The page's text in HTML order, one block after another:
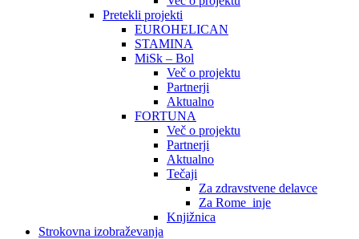
Pretekli projekti
EUROHELICAN
STAMINA
MiSk – Bol
Več o projektu
Partnerji
Aktualno
FORTUNA
Več o projektu
Partnerji
Aktualno
Tečaji
Za zdravstvene delavce
Za Rome_inje
Knjižnica
Strokovna izobraževanja